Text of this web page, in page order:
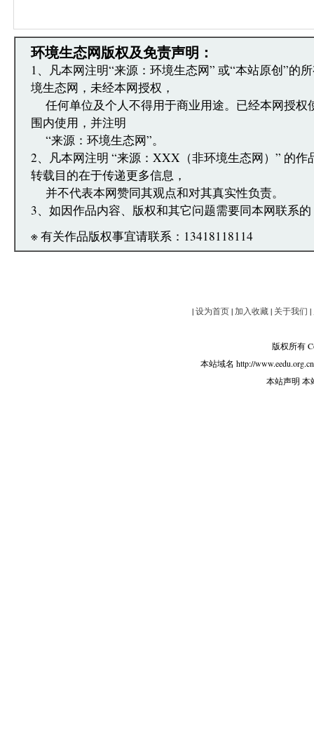
文章跟帖管理员反映。
环境生态网版权及免责声明：
1、凡本网注明“来源：环境生态网” 或“本站原创”的
境生态网，未经本网授权，
任何单位及个人不得用于商业用途。已经本网授权
围内使用，并注明
“来源：环境生态网”。
2、凡本网注明 “来源：XXX（非环境生态网）” 的作
转载目的在于传递更多信息，
并不代表本网赞同其观点和对其真实性负责。
3、如因作品内容、版权和其它问题需要同本网联系
※ 有关作品版权事宜请联系：13418118114
|设为首页|加入收藏| 关于我们 |
版权所有
本站域名 http://
本站声明 本